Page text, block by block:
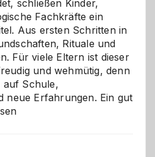
schließen Kinder,
Fachkräfte ein
Aus ersten Schritten in
Rituale und
Für viele Eltern ist dieser
und wehmütig, denn
auf Schule,
neue Erfahrungen. Ein gut